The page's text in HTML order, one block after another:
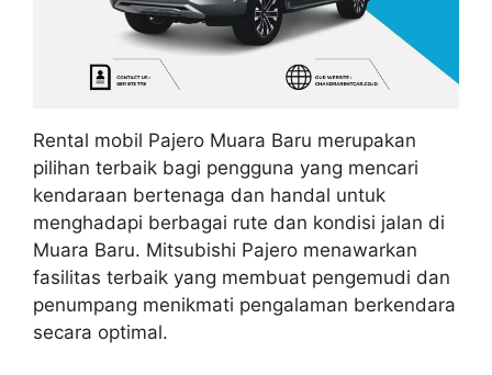
Rental mobil Pajero Muara Baru merupakan
pilihan terbaik bagi pengguna yang mencari
kendaraan bertenaga dan handal untuk
menghadapi berbagai rute dan kondisi jalan di
Muara Baru. Mitsubishi Pajero menawarkan
fasilitas terbaik yang membuat pengemudi dan
penumpang menikmati pengalaman berkendara
secara optimal.